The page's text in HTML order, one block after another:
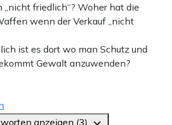
„nicht friedlich“? Woher hat die
wenn der Verkauf „nicht
ist es dort wo man Schutz und
Gewalt anzuwenden?
anzeigen (3)